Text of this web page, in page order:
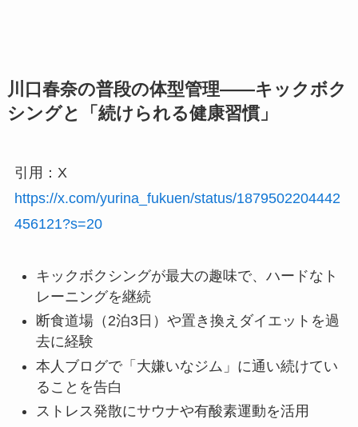
川口春奈の普段の体型管理——キックボク
シングと「続けられる健康習慣」
引用：X
https://x.com/yurina_fukuen/status/1879502204442
456121?s=20
キックボクシングが最大の趣味で、ハードなト
レーニングを継続
断食道場（2泊3日）や置き換えダイエットを過
去に経験
本人ブログで「大嫌いなジム」に通い続けてい
ることを告白
ストレス発散にサウナや有酸素運動を活用